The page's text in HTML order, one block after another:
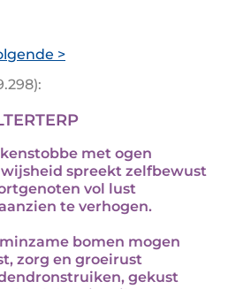
>
met ogen
spreekt zelfbewust
vol lust
te verhogen.
bomen mogen
zorg en groeirust
gekust